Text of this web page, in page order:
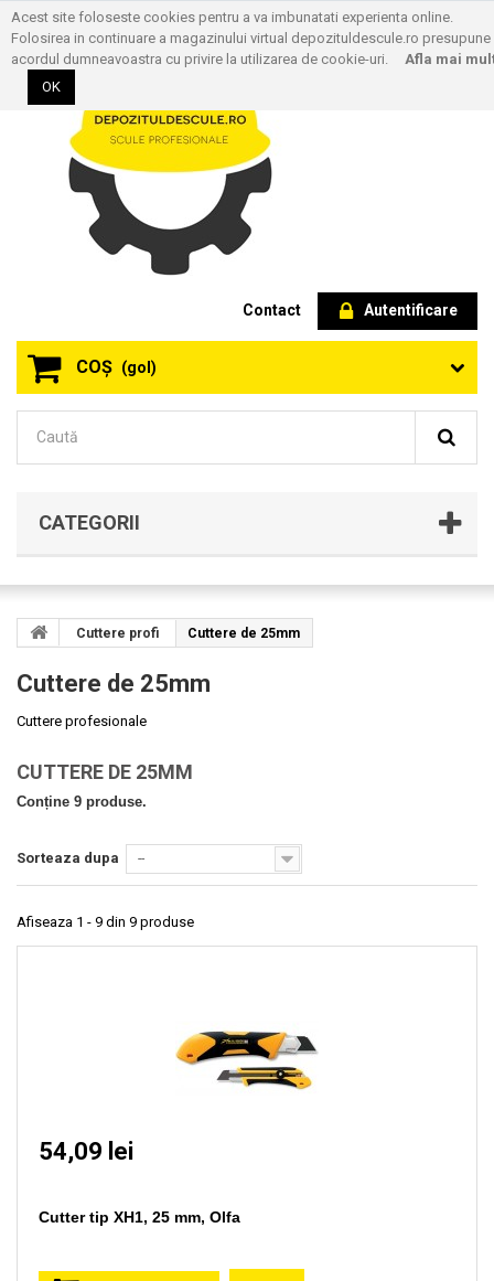
Autentificare
Contact
COŞ (gol)
CATEGORII
Cuttere profi Cuttere de 25mm
Cuttere de 25mm
Cuttere profesionale
CUTTERE DE 25MM
Conține 9 produse.
Sorteaza dupa --
Afiseaza 1 - 9 din 9 produse
54,09 lei
Cutter tip XH1, 25 mm, Olfa
Acest site foloseste cookies pentru a va imbunatati experienta online.
Folosirea in continuare a magazinului virtual depozituldescule.ro presupune
acordul dumneavoastra cu privire la utilizarea de cookie-uri. Afla mai
OK